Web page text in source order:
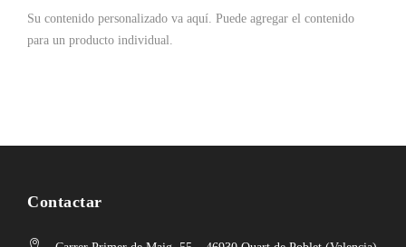
Su contenido personalizado va aquí. Puede agregar el contenido
para un producto individual.
Contactar